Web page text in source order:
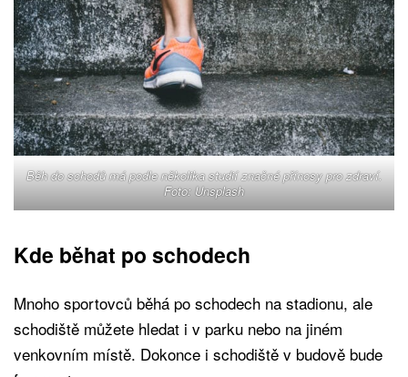
Běh do schodů má podle několika studií značné přínosy pro zdraví.
Foto: Unsplash
Kde běhat po schodech
Mnoho sportovců běhá po schodech na stadionu, ale
schodiště můžete hledat i v parku nebo na jiném
venkovním místě. Dokonce i schodiště v budově bude